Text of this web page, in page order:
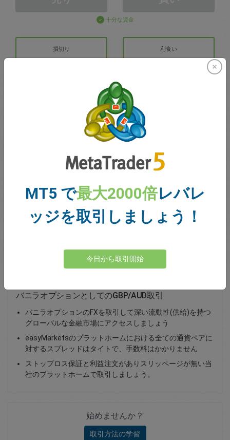
十分な資金
損切り 利食い
取引アカウントの作成
ボーナス
0.00
合計のオープン損益
Total Premium
資金を入金
バニラオプションとしてのGBP/AUD取引
バニラオプションのFXを取引して深い流動性(供給)を持つ
グローバルな金融市場にアクセスしましょう
easyMarketsのプラットホームにおける全ての通貨ペアに
対するスプレッドはタイトで、手数料はかかりません
ストップロス保証と利益注文がありスリッページが無い当
社のプラットホームで取引しましょう。
始めませんか？
取引方法の学習
MT5 で最大2000倍レバレ
ッジを取引しましょう！
今日から取引開始